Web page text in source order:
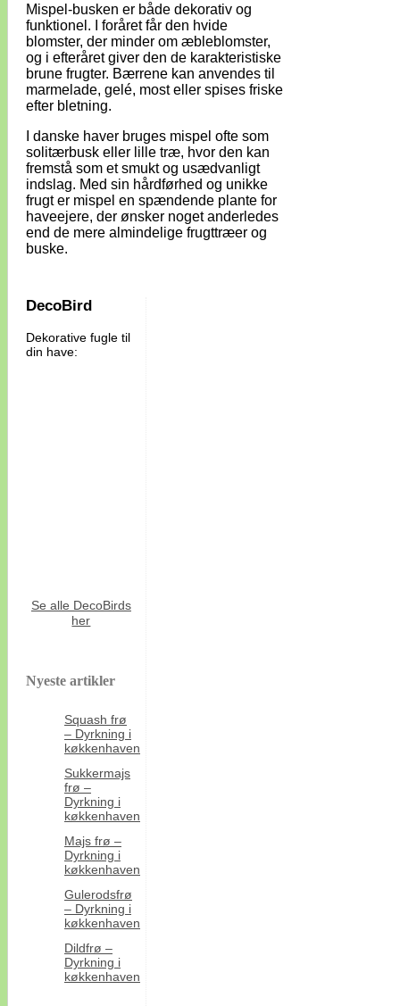
Mispel-busken er både dekorativ og
funktionel. I foråret får den hvide
blomster, der minder om æbleblomster,
og i efteråret giver den de karakteristiske
brune frugter. Bærrene kan anvendes til
marmelade, gelé, most eller spises friske
efter bletning.
I danske haver bruges mispel ofte som
solitærbusk eller lille træ, hvor den kan
fremstå som et smukt og usædvanligt
indslag. Med sin hårdførhed og unikke
frugt er mispel en spændende plante for
haveejere, der ønsker noget anderledes
end de mere almindelige frugttræer og
buske.
DecoBird
Dekorative fugle til
din have:
Se alle DecoBirds
her
Nyeste artikler
Squash frø
– Dyrkning i
køkkenhaven
Sukkermajs
frø –
Dyrkning i
køkkenhaven
Majs frø –
Dyrkning i
køkkenhaven
Gulerodsfrø
– Dyrkning i
køkkenhaven
Dildfrø –
Dyrkning i
køkkenhaven